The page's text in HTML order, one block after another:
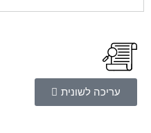
עריכה לשונית